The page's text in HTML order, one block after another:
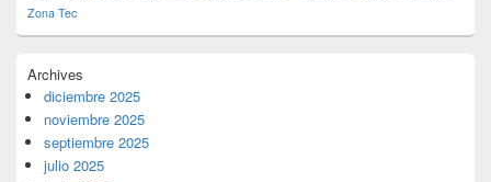
Zona Tec
Archives
diciembre 2025
noviembre 2025
septiembre 2025
julio 2025